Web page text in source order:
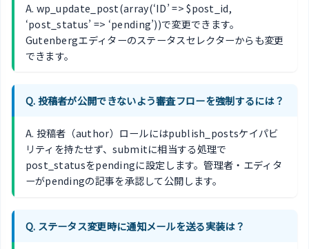
A. wp_update_post(array(‘ID’ => $post_id,
‘post_status’ => ‘pending’))で変更できます。
Gutenbergエディターのステータスセレクターからも変更
できます。
Q. 投稿者が公開できないよう審査フローを強制するには？
A. 投稿者（author）ロールにはpublish_postsケイパビ
リティを持たせず、submitに相当する処理で
post_statusをpendingに設定します。管理者・エディタ
ーがpendingの記事を承認して公開します。
Q. ステータス変更時に通知メールを送る実装は？